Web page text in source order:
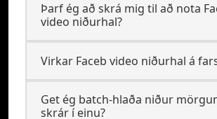
Þarf ég að skrá mig til að nota
video niðurhal?
Virkar Faceb video niðurhal á
Get ég batch-hlaða niður
skrár í einu?